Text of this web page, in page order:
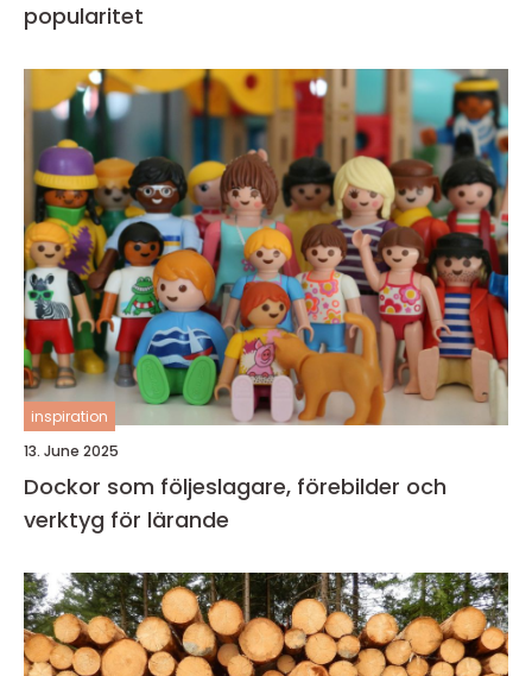
popularitet
inspiration
13. June 2025
Dockor som följeslagare, förebilder och
verktyg för lärande